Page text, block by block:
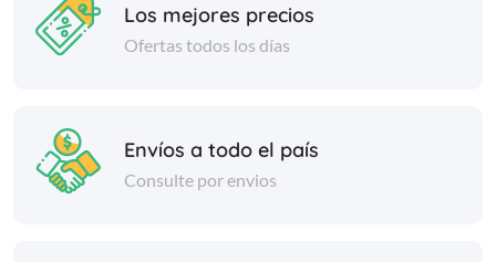
Los mejores precios
Ofertas todos los días
Envíos a todo el país
Consulte por envios